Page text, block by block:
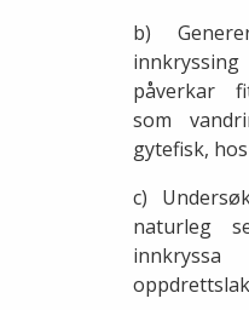
b)
påverkar
som
gytefisk,
c)
naturleg